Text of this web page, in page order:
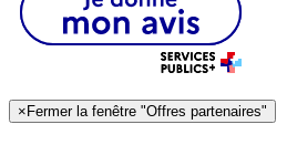
×Fermer la fenêtre "Offres partenaires"